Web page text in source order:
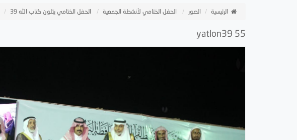
الرئيسية الصور الحفل الختامي لأنشطة الجمعية الحفل الختامي يتلون كتاب الله 39
yatlon39 55